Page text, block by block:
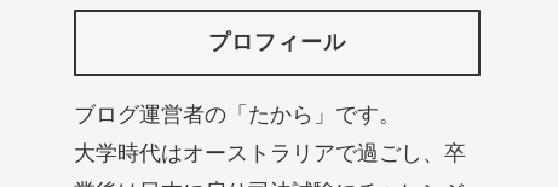
プロフィール
ブログ運営者の「たから」です。
大学時代はオーストラリアで過ごし、卒